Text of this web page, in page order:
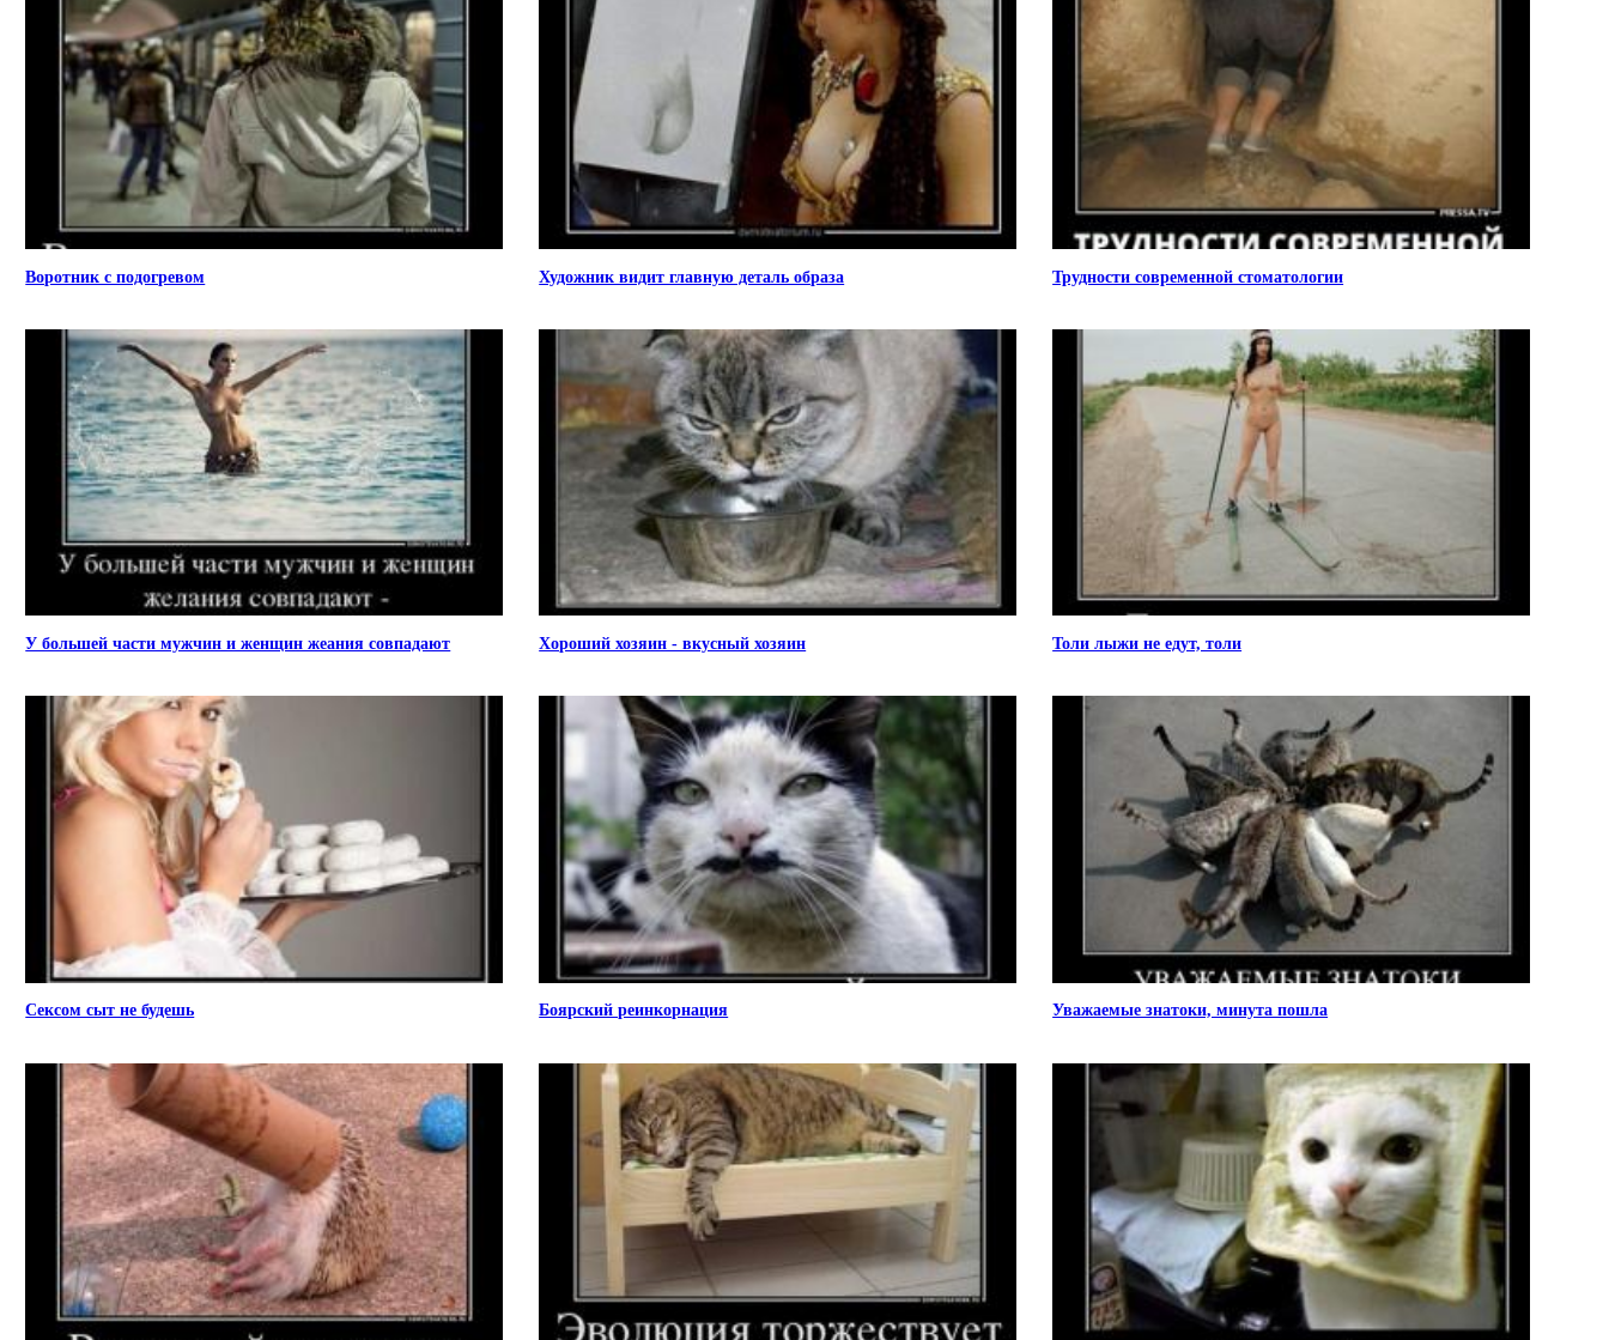
Воротник с подогревом Художник видит главную деталь образа Трудности современной стоматологии
У большей части мужчин и женщин жеания совпадают Хороший хозяин - вкусный хозяин Толи лыжи не едут, толи
Сексом сыт не будешь Боярский реинкорнация Уважаемые знатоки, минута пошла